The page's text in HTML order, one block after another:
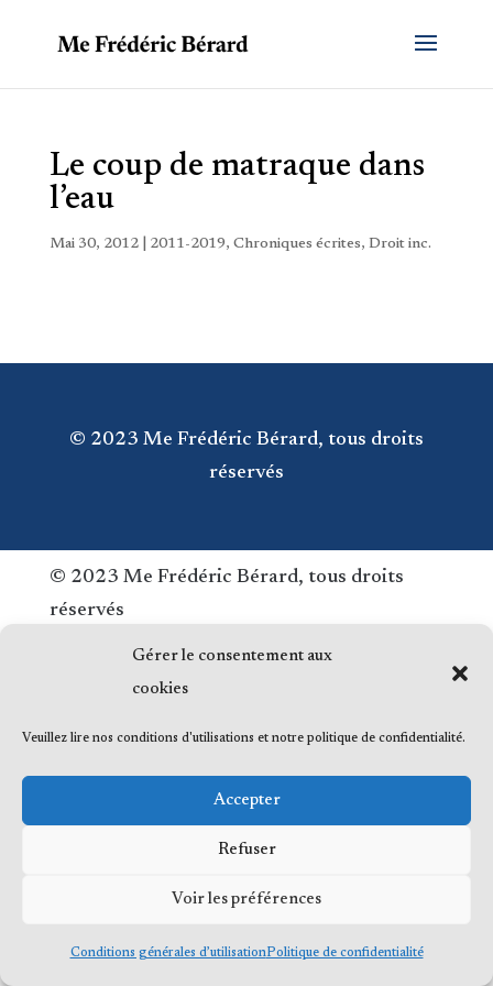
Gérer le consentement aux
cookies
Veuillez lire nos conditions d'utilisations et notre politique de confidentialité.
Accepter
Refuser
Voir les préférences
Conditions générales d’utilisationPolitique de confidentialité
Le coup de matraque dans
l’eau
Mai 30, 2012| 2011-2019, Chroniques écrites, Droit inc.
© 2023 Me Frédéric Bérard, tous droits
réservés
© 2023 Me Frédéric Bérard, tous droits
réservés